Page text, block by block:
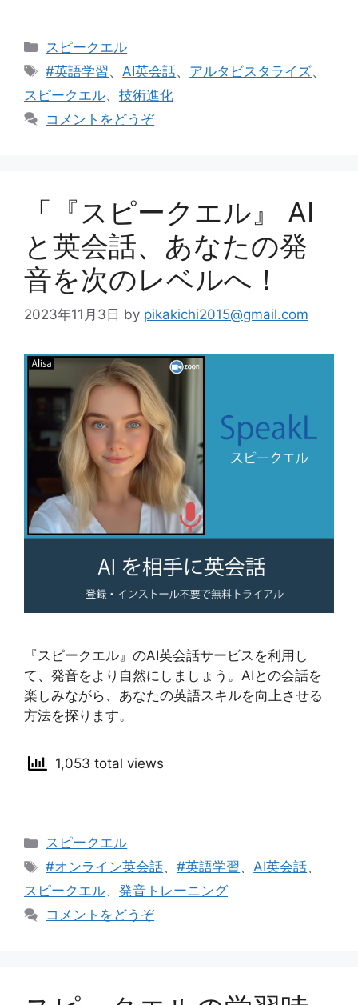
カ
テ
ゴ
リ
ー
スピークエル
タ
グ
#英語学習、 AI英会話、 アルタビスタライズ、
スピークエル、 技術進化
コメントをどうぞ
「『スピークエル』 AI
と英会話、あなたの発
音を次のレベルへ！
2023年11月3日 by pikakichi2015@gmail.com
『スピークエル』のAI英会話サービスを利用し
て、発音をより自然にしましょう。AIとの会話を
楽しみながら、あなたの英語スキルを向上させる
方法を探ります。
1,053 total views
カ
テ
リ
ー
スピークエル
タ
グ
#オンライン英会話、#英語学習、AI英会話、
スピークエル、 発音トレーニング
コメントをどうぞ